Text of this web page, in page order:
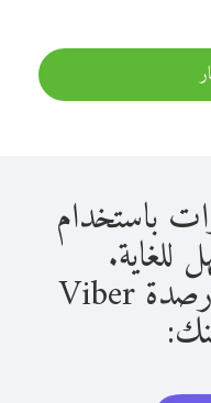
باستخدام
بمجرد حصولك على أرصدة Viber